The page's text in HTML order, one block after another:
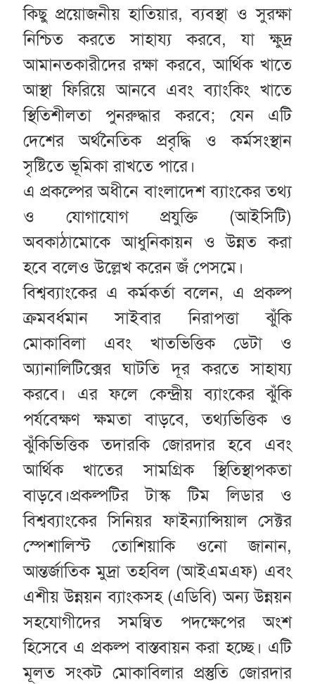
কিছু প্রয়োজনীয় হাতিয়ার, ব্যবস্থা ও সুরক্ষা
নিশ্চিত করতে সাহায্য করবে, যা ক্ষুদ্র
আমানতকারীদের রক্ষা করবে, আর্থিক খাতে
আস্থা ফিরিয়ে আনবে এবং ব্যাংকিং খাতে
স্থিতিশীলতা পুনরুদ্ধার করবে; যেন এটি
দেশের অর্থনৈতিক প্রবৃদ্ধি ও কর্মসংস্থান
সৃষ্টিতে ভূমিকা রাখতে পারে।
এ প্রকল্পের অধীনে বাংলাদেশ ব্যাংকের তথ্য
ও যোগাযোগ প্রযুক্তি (আইসিটি)
অবকাঠামোকে আধুনিকায়ন ও উন্নত করা
হবে বলেও উল্লেখ করেন জঁ পেসমে।
বিশ্বব্যাংকের এ কর্মকর্তা বলেন, এ প্রকল্প
ক্রমবর্ধমান সাইবার নিরাপত্তা ঝুঁকি
মোকাবিলা এবং খাতভিত্তিক ডেটা ও
অ্যানালিটিক্সের ঘাটতি দূর করতে সাহায্য
করবে। এর ফলে কেন্দ্রীয় ব্যাংকের ঝুঁকি
পর্যবেক্ষণ ক্ষমতা বাড়বে, তথ্যভিত্তিক ও
ঝুঁকিভিত্তিক তদারকি জোরদার হবে এবং
আর্থিক খাতের সামগ্রিক স্থিতিস্থাপকতা
বাড়বে।প্রকল্পটির টাস্ক টিম লিডার ও
বিশ্বব্যাংকের সিনিয়র ফাইন্যান্সিয়াল সেক্টর
স্পেশালিস্ট তোশিয়াকি ওনো জানান,
আন্তর্জাতিক মুদ্রা তহবিল (আইএমএফ) এবং
এশীয় উন্নয়ন ব্যাংকসহ (এডিবি) অন্য উন্নয়ন
সহযোগীদের সমন্বিত পদক্ষেপের অংশ
হিসেবে এ প্রকল্প বাস্তবায়ন করা হচ্ছে। এটি
মূলত সংকট মোকাবিলার প্রস্তুতি জোরদার